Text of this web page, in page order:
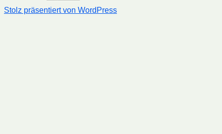
Stolz präsentiert von WordPress